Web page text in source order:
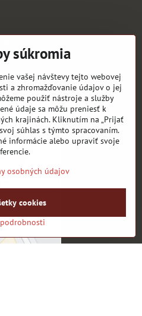
súkromia
vašej návštevy tejto webovej
a zhromažďovanie údajov o jej
použiť nástroje a služby
údaje sa môžu preniesť k
krajinách. Kliknutím na „Prijať
súhlas s týmto spracovaním.
informácie alebo upraviť svoje
osobných údajov
cookies